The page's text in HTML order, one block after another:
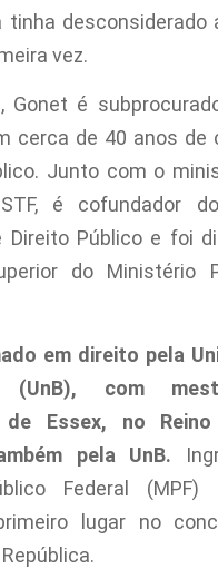
tinha desconsiderado
vez.
Gonet é
cerca de 40 anos de
Junto com o
é cofundador
Direito Público e foi
do Ministério
em direito pela
(UnB), com
de Essex, no
pela UnB.
Federal (MPF)
lugar no